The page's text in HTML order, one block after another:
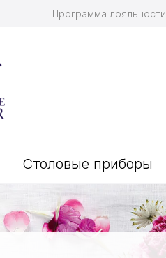
Программа лояльности
Столовые приборы